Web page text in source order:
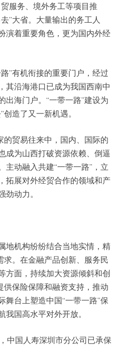
服务、境外务工等项目推
”大省。大量输出的务工人
演着重要角色，更为国内外经
”有机衔接的重要门户，经过
其沿海港口已成为我国西南中
出海门户。“一带一路”建设为
造了又一新机遇。
的贸易往来中，国内、国际的
成为山西打破资源依赖、倒逼
主动融入共建“一带一路”，立
拓展对外经贸合作的领域和产
劲动力。
地机构纷纷结合当地实情，精
求。在金融产品创新、服务民
方面，持续加大资源倾斜和创
供保险保障和融资支持，推动
舞台上塑造中国“一带一路”保
国高水平对外开放。
中国人寿深圳市分公司已承保